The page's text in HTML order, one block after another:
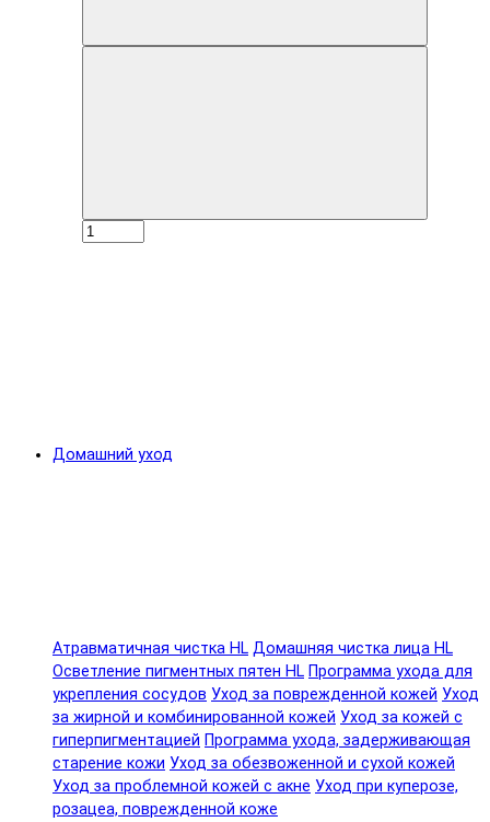
Домашний уход
Атравматичная чистка HL Домашняя чистка лица HL
Осветление пигментных пятен HL Программа ухода для
укрепления сосудов Уход за поврежденной кожей Уход
за жирной и комбинированной кожей Уход за кожей с
гиперпигментацией Программа ухода, задерживающая
старение кожи Уход за обезвоженной и сухой кожей
Уход за проблемной кожей с акне Уход при куперозе,
розацеа, поврежденной коже